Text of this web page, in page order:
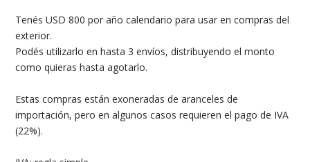
Tenés USD 800 por año calendario para usar en compras del
exterior.
Podés utilizarlo en hasta 3 envíos, distribuyendo el monto
como quieras hasta agotarlo.
Estas compras están exoneradas de aranceles de
importación, pero en algunos casos requieren el pago de IVA
(22%).